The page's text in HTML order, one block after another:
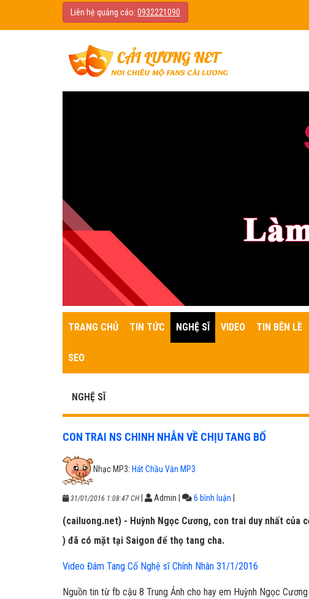
Liên hệ quảng cáo: 0932221090
TRANG CHỦ TIN TỨC NGHỆ SĨ VIDEO TIN BÊN LỀ
SEO
NGHỆ SĨ
CON TRAI NS CHINH NHẪN VỀ CHỊU TANG BỐ
Nhạc MP3: Hát Chầu Văn MP3
31/01/2016 1:08:47 CH Admin 6 bình luận
(cailuong.net) - Huỳnh Ngọc Cương, con trai duy nhất của
) đã có mặt tại Saigon để thọ tang cha.
Video Đám Tang Cố Nghệ sĩ Chính Nhân 31/1/2016
Nguồn tin từ fb cậu 8 Trung Ảnh cho hay em Huỳnh Ngọc